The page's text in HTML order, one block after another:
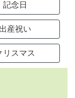
記念日
出産祝い
リスマス